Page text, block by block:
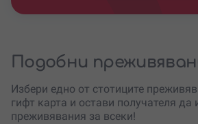
Подобни
Избери едно от стотиците
гифт карта и остави получателя
преживявания за всеки!